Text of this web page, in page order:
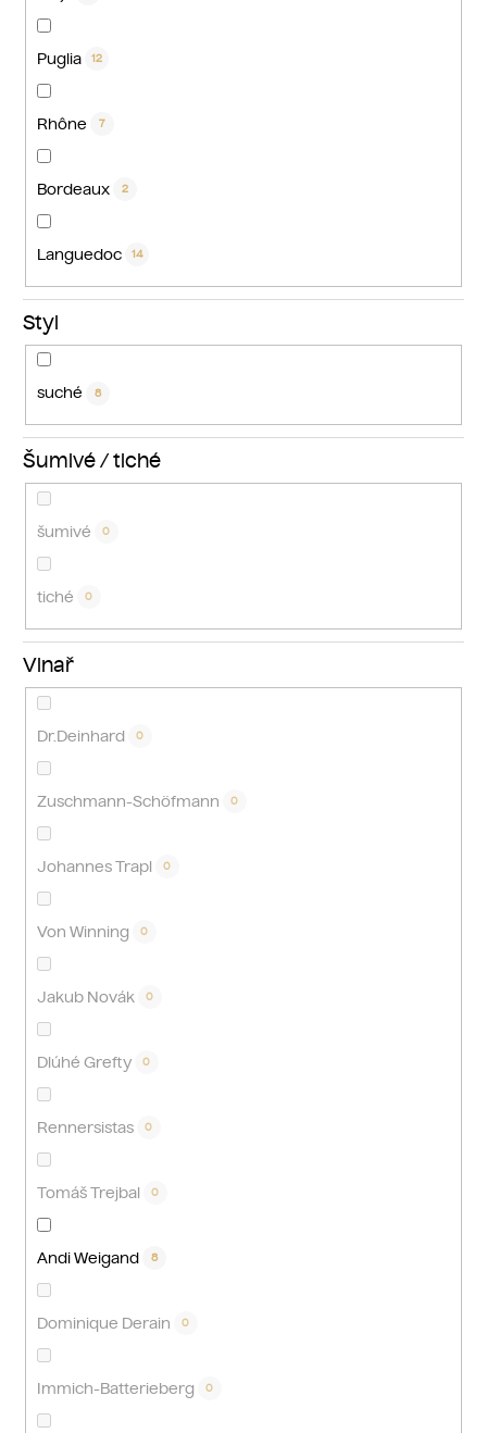
Puglia 12
Rhône 7
Bordeaux 2
Languedoc 14
Styl
suché 8
Šumivé / tiché
šumivé 0
tiché 0
Vinař
Dr.Deinhard 0
Zuschmann-Schöfmann 0
Johannes Trapl 0
Von Winning 0
Jakub Novák 0
Dlúhé Grefty 0
Rennersistas 0
Tomáš Trejbal 0
Andi Weigand 8
Dominique Derain 0
Immich-Batterieberg 0